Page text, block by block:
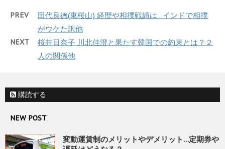
PREV
田代良徳(東桜山) 経歴や相撲戦績は…インドで相撲
がウケた訳他
NEXT
桜井日奈子 川北佳澄と果たす韓国での約束とは？２
人の関係他
購読する
NEW POST
変動運賃制のメリットやデメリット…定期券や